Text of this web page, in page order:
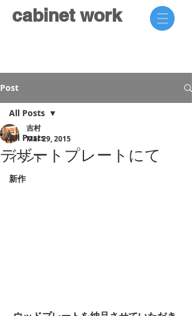
cabinet work
Post
All Posts
イベント
新作
All Posts
デザートプレートにて
吉村
Mar 29, 2015